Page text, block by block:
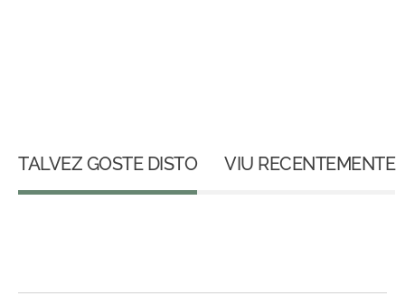
TALVEZ GOSTE DISTO VIU RECENTEMENTE